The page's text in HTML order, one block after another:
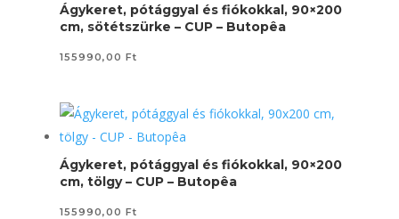
Ágykeret, pótággyal és fiókokkal, 90×200
cm, sötétszürke – CUP – Butopêa
155990,00 Ft
Ágykeret, pótággyal és fiókokkal, 90×200
cm, tölgy – CUP – Butopêa
155990,00 Ft